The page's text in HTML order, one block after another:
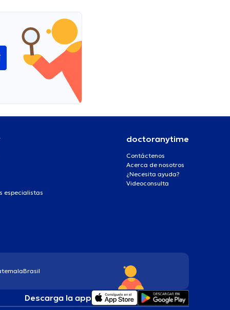
especialistas
doctoranytime
Contáctenos
Acerca de nosotros
¿Necesita ayuda?
Videoconsulta
Brasil
Descarga la app